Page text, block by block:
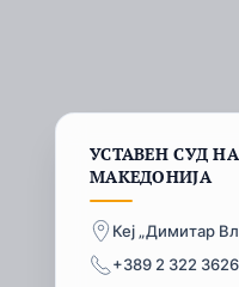
УСТАВЕН СУД
МАКЕДОНИЈА
Кеј „Димитар
+389 2 322 3626